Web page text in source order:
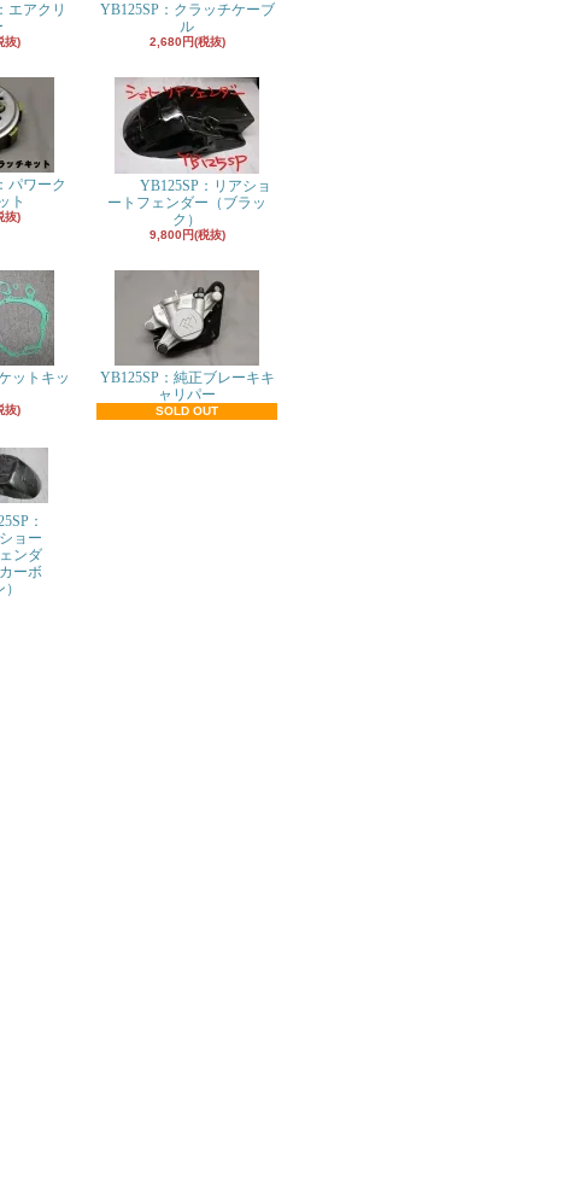
エアクリ
抜)
YB125SP：クラッチケーブ
ル
2,680円(税抜)
パワーク
ト
抜)
YB125SP：リアショ
ートフェンダー（ブラッ
ク）
9,800円(税抜)
ットキッ
抜)
YB125SP：純正ブレーキキ
ャリパー
SOLD OUT
：
ョー
ンダ
ーボ
）